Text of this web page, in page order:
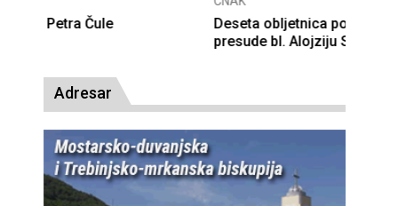
Deseta obljetnica poništenja komunističke
presude bl. Alojziju Stepincu
Adresar